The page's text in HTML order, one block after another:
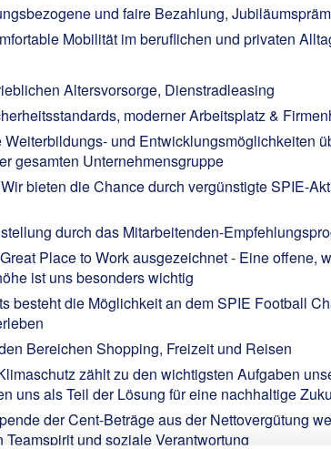
und faire Bezahlung,
Mobilität im beruflichen und privaten
Altersvorsorge, Dienstradleasing
moderner Arbeitsplatz &
und Entwicklungsmöglichkeiten
gesamten Unternehmensgruppe
Wir bieten die Chance durch vergünstigte SPIE-
durch das Mitarbeitenden-
Great Place to Workausgezeichnet - Eine offene,
ist uns besonders wichtig
besteht die Möglichkeit an dem SPIE Football
Bereichen Shopping, Freizeit und Reisen
zählt zu den wichtigsten Aufgaben
uns als Teil der Lösung für eine nachhaltige
der Cent-Beträge aus der Nettovergütung
und soziale Verantwortung